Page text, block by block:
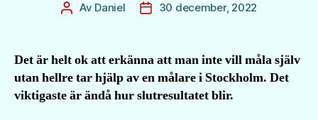
Inläggsförfattare
Av Daniel Inläggsdatum
30 december, 2022
Det är helt ok att erkänna att man inte vill måla själv
utan hellre tar hjälp av en målare i Stockholm. Det
viktigaste är ändå hur slutresultatet blir.